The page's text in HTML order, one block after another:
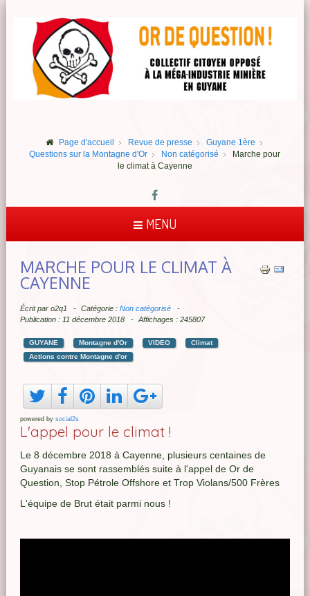
Page d'accueil Revue de presse
Guyane 1ère
Questions sur la Montagne d'Or
Non catégorisé
Marche pour
le climat à Cayenne
MENU
MARCHE POUR LE CLIMAT À
CAYENNE
Écrit par o2q1 Catégorie : Non catégorisé
Publication : 11 décembre 2018
Affichages : 245807
GUYANE Montagne d'Or VIDEO
Climat
Actions contre Montagne d'or
powered by social2s
L'appel pour le climat !
Le 8 décembre 2018 à Cayenne, plusieurs centaines de
Guyanais se sont rassemblés suite à l'appel de Or de
Question, Stop Pétrole Offshore et Trop Violans/500 Frères
L'équipe de Brut était parmi nous !